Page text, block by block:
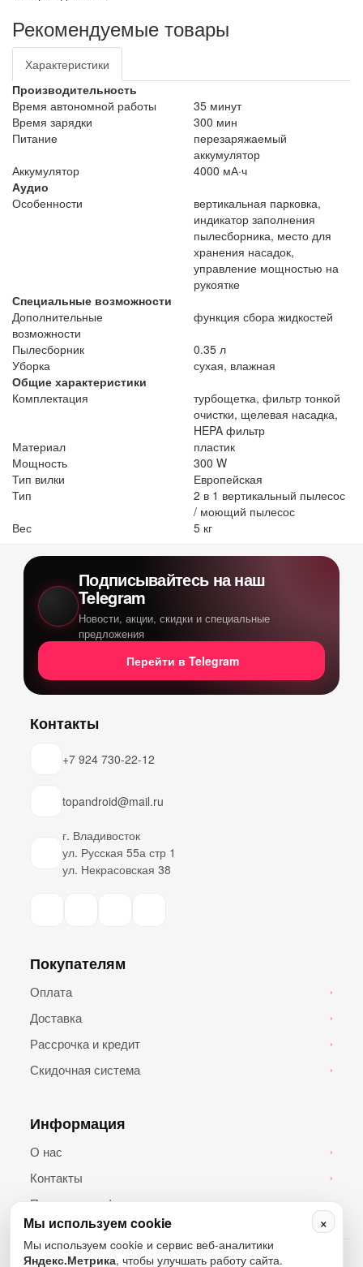
Рекомендуемые товары
Характеристики
Производительность
Время автономной работы
35 минут
Время зарядки
300 мин
Питание
перезаряжаемый
аккумулятор
Аккумулятор
4000 мА·ч
Аудио
Особенности
вертикальная парковка,
индикатор заполнения
пылесборника, место для
хранения насадок,
управление мощностью на
рукоятке
Специальные возможности
Дополнительные
возможности
функция сбора жидкостей
Пылесборник
0.35 л
Уборка
сухая, влажная
Общие характеристики
Комплектация
турбощетка, фильтр тонкой
очистки, щелевая насадка,
HEPA фильтр
Материал
пластик
Мощность
300 W
Тип вилки
Европейская
Тип
2 в 1 вертикальный пылесос
/ моющий пылесос
Вес
5 кг
Подписывайтесь на наш
Telegram
Новости, акции, скидки и специальные
предложения
Перейти в Telegram
Контакты
+7 924 730-22-12
topandroid@mail.ru
г. Владивосток
ул. Русская 55а стр 1
ул. Некрасовская 38
Покупателям
Оплата ›
Доставка ›
Рассрочка и кредит ›
Скидочная система ›
Информация
О нас ›
Контакты ›
Политика конфиденциальности
© 2026 Топ Андроид. Все права защищены.
×
Мы используем cookie
Мы используем cookie и сервис веб-аналитики
Яндекс.Метрика, чтобы улучшать работу сайта.